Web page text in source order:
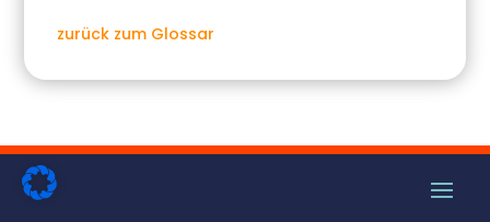
zurück zum Glossar